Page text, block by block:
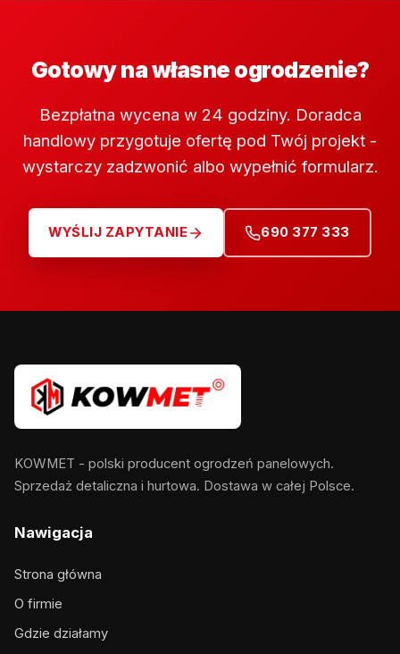
Gotowy na własne ogrodzenie?
Bezpłatna wycena w 24 godziny. Doradca
handlowy przygotuje ofertę pod Twój projekt -
wystarczy zadzwonić albo wypełnić formularz.
WYŚLIJ ZAPYTANIE 690 377 333
KOWMET - polski producent ogrodzeń panelowych.
Sprzedaż detaliczna i hurtowa. Dostawa w całej Polsce.
Nawigacja
Strona główna
O firmie
Gdzie działamy